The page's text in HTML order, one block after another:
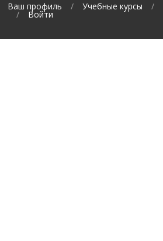
Ваш профиль Учебные курсы
Войти